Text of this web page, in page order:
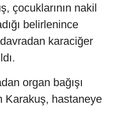
çocuklarının nakil
belirlenince
karaciğer
organ bağışı
Karakuş, hastaneye